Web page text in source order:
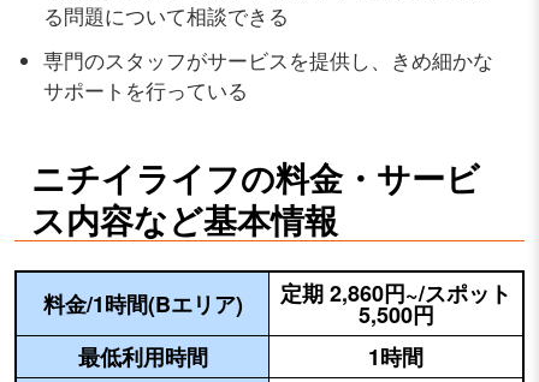
る問題について相談できる
専門のスタッフがサービスを提供し、きめ細かな
サポートを行っている
ニチイライフの料金・サービ
ス内容など基本情報
料金/1時間(Bエリア) 定期 2,860円~/スポット
5,500円
最低利用時間
1時間